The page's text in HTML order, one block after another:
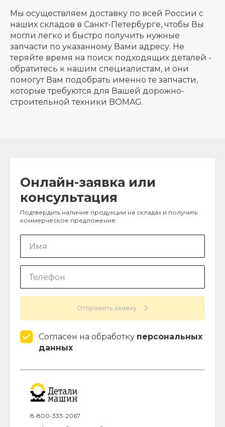
Мы осуществляем доставку по всей России с
наших складов в Санкт-Петербурге, чтобы Вы
могли легко и быстро получить нужные
запчасти по указанному Вами адресу. Не
теряйте время на поиск подходящих деталей -
обратитесь к нашим специалистам, и они
помогут Вам подобрать именно те запчасти,
которые требуются для Вашей дорожно-
строительной техники BOMAG.
Онлайн-заявка или
консультация
Подтвердить наличие продукции на складах и получить
коммерческое предложение:
Отправить заявку
Согласен на обработку персональных
данных
8-800-333-2067